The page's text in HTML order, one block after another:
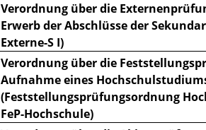
Verordnung über die
Erwerb der Abschlüsse der
Externe-S I)
Verordnung über die
Aufnahme eines
(Feststellungsprüfungsordnung
FeP-Hochschule)